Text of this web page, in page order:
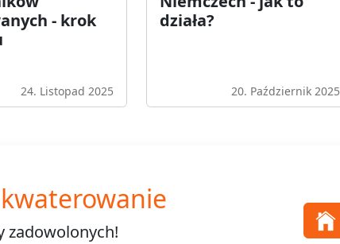
- krok
24. Listopad 2025
działa?
20. Październik 2025
zadowolonych!